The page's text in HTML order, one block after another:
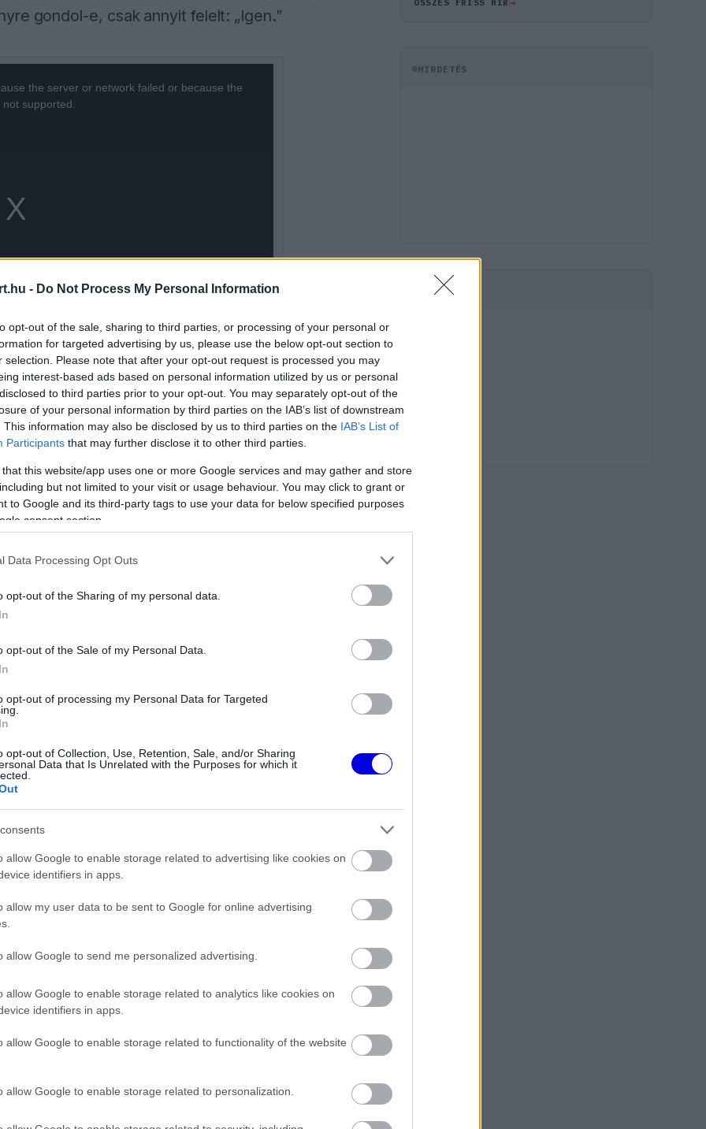
- Do Not Process My Personal Information
opt-out of the sale, sharing to third parties, or processing of your personal or
for targeted advertising by us, please use the below opt-out section to
selection. Please note that after your opt-out request is processed you may
interest-based ads based on personal information utilized by us or personal
to third parties prior to your opt-out. You may separately opt-out of the
of your personal information by third parties on the IAB’s list of downstream
This information may also be disclosed by us to third parties on the IAB’s List of
Participants that may further disclose it to other third parties.
that this website/app uses one or more Google services and may gather and store
but not limited to your visit or usage behaviour. You may click to grant or
to Google and its third-party tags to use your data for below specified purposes
consent section.
Data Processing Opt Outs
opt-out of the Sharing of my personal data.
opt-out of the Sale of my Personal Data.
opt-out of processing my Personal Data for Targeted
opt-out of Collection, Use, Retention, Sale, and/or Sharing
Data that Is Unrelated with the Purposes for which it
allow Google to enable storage related to advertising like cookies on
identifiers in apps.
allow my user data to be sent to Google for online advertising
allow Google to send me personalized advertising.
allow Google to enable storage related to analytics like cookies on
identifiers in apps.
allow Google to enable storage related to functionality of the website
allow Google to enable storage related to personalization.
gondol-e, csak annyit felelt: „Igen.”
the server or network failed or because the
supported.
olaj lehet a tűzre, ugyanis a pilóták
Carlos
rohamot indít az Aston Martin
vasárnapra magabiztosabbá válunk. Azt
második is, és így tovább. De mivel a sprint
most vasárnap az első és második kanyar
és vagy bejön, vagy nem – de szerintem
A pole pozícióból induló Piastri nem
is ugyanolyan fontos, mint bármelyik
lenne-e? Nem igazán. Ugyanúgy 25
szempontjából nyilván számít, de ez is
alá, hogy nem örül a rajthelyének.
HIRDETÉS
HIRDETÉS